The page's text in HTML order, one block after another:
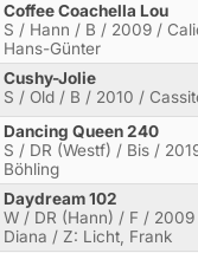
Coffee Coachella Lou
S / Hann / B / 2009 /
Hans-Günter
Cushy-Jolie
S / Old / B / 2010 /
Dancing Queen 240
S / DR (Westf) / Bis /
Böhling
Daydream 102
W / DR (Hann) / F /
Diana / Z: Licht, Frank